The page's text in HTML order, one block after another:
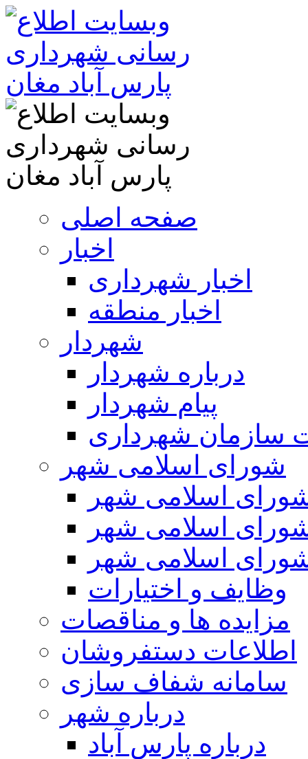
صفحه اصلی
اخبار
اخبار شهرداری
اخبار منطقه
شهردار
درباره شهردار
پیام شهردار
سازمان شهرداری
شورای اسلامی شهر
اسلامی شهر
اسلامی شهر
اسلامی شهر
وظایف و اختیارات
مزایده ها و مناقصات
اطلاعات دستفروشان
سامانه شفاف سازی
درباره شهر
درباره پارس آباد